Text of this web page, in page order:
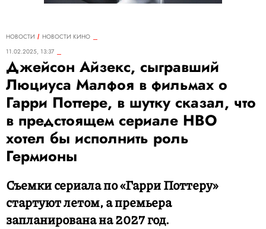
НОВОСТИ
НОВОСТИ КИНО
11.02.2025, 13:37
Джейсон Айзекс, сыгравший
Люциуса Малфоя в фильмах о
Гарри Поттере, в шутку сказал, что
в предстоящем сериале HBO
хотел бы исполнить роль
Гермионы
Съемки сериала по «Гарри Поттеру»
стартуют летом, а премьера
запланирована на 2027 год.